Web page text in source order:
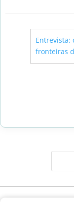
Entrevista:
fronteiras